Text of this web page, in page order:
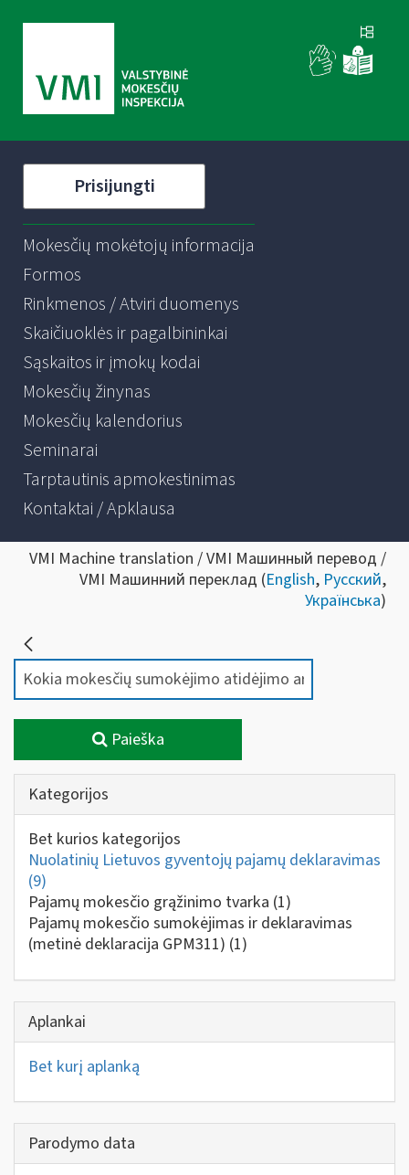
Prisijungti
Mokesčių mokėtojų informacija
Formos
Rinkmenos / Atviri duomenys
Skaičiuoklės ir pagalbininkai
Sąskaitos ir įmokų kodai
Mokesčių žinynas
Mokesčių kalendorius
Seminarai
Tarptautinis apmokestinimas
Kontaktai / Apklausa
VMI Machine translation / VMI Машинный перевод /
VMI Машинний переклад (English, Русский,
Українська)
Paieška
Kategorijos
Bet kurios kategorijos
Nuolatinių Lietuvos gyventojų pajamų deklaravimas
(9)
Pajamų mokesčio grąžinimo tvarka (1)
Pajamų mokesčio sumokėjimas ir deklaravimas
(metinė deklaracija GPM311) (1)
Aplankai
Bet kurį aplanką
Parodymo data